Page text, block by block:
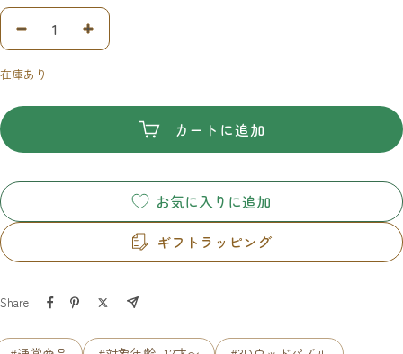
数
量
を
数
量
在庫あり
カートに追加
お気に入りに追加
ギフトラッピング
Share